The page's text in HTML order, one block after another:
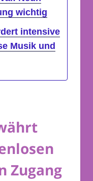
wichtig
intensive
Musik und
Zugang